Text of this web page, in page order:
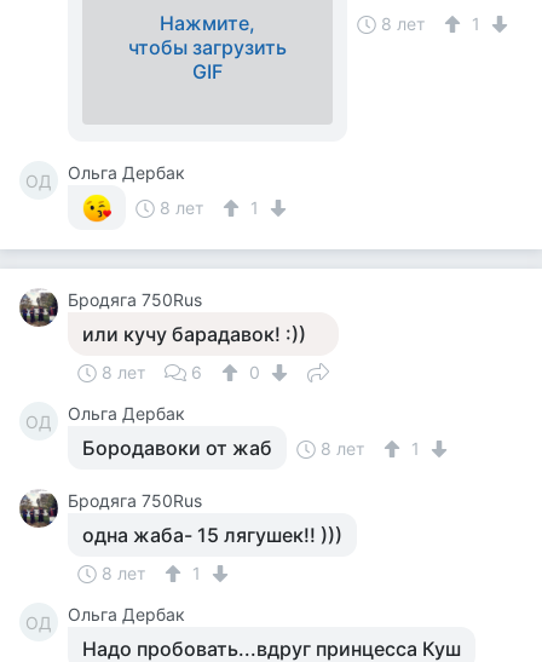
Нажмите,
чтобы загрузить
GIF
8 лет 1
ОД
Ольга Дербак
8 лет
1
Бродяга 750Rus
или кучу барадавок! :))
8 лет 6 0
ОД Ольга Дербак
Бородавоки от жаб 8 лет 1
Бродяга 750Rus
одна жаба- 15 лягушек!! )))
8 лет 1
ОД Ольга Дербак
Надо пробовать...вдруг принцесса Куш